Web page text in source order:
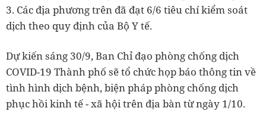
3. Các địa phương trên đã đạt 6/6 tiêu chí kiểm soát
dịch theo quy định của Bộ Y tế.
Dự kiến sáng 30/9, Ban Chỉ đạo phòng chống dịch
COVID-19 Thành phố sẽ tổ chức họp báo thông tin về
tình hình dịch bệnh, biện pháp phòng chống dịch
phục hồi kinh tế - xã hội trên địa bàn từ ngày 1/10.